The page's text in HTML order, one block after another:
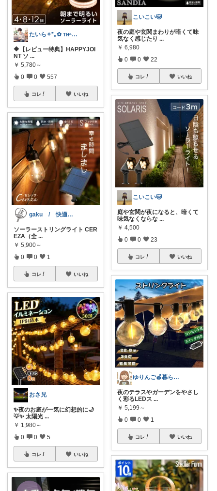
たいら✧*｡✿ ᴛʜᵃⁿᵏ ʸᵒᵘ✧˖°
🔶【レビュー特典】HAPPYJOI
NT ソ ...
￥ 5,780～
0 0 557
コレ いいね
gaku / 快適な夏暮らし
ソーラーストリングライト CER
EZA（全 ...
￥ 5,900～
0 0 1
コレ いいね
おさ兄
✨夜のお庭が一気に幻想的に🌙
💡✨ 太陽光 ...
￥ 1,980～
0 0 5
コレ いいね
こいこい🐱
夜の庭や玄関まわりが暗くて味
気なく感じたり ...
￥ 6,980
0 0 22
コレ いいね
こいこい🐱
庭や玄関が夜になると、暗くて
味気なくならな ...
￥ 4,500
0 0 23
コレ いいね
ゆりんご🍎暮らしにまつわるおすすめ品
夜のテラスやガーデンをやさし
く彩るLEDス ...
￥ 5,199～
0 0 1
コレ いいね